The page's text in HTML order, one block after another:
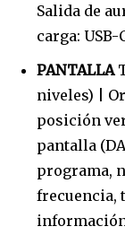
Salida de
carga: USB-
PANTALLA
niveles) |
posición
pantalla
programa,
frecuencia,